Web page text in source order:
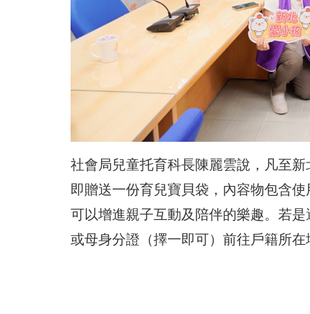
社會局兒童托育科長陳麗雲說，凡至
即贈送一份育兒寶貝袋，內容物包含
可以增進親子互動及陪伴的樂趣。若
或母身分證（擇一即可）前往戶籍所